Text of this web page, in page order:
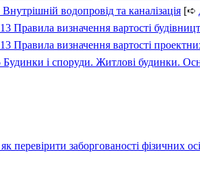
водопровід та каналізація [➪
Правила визначення вартості
визначення вартості
і споруди. Житлові будинки.
перевірити заборгованості фізичних